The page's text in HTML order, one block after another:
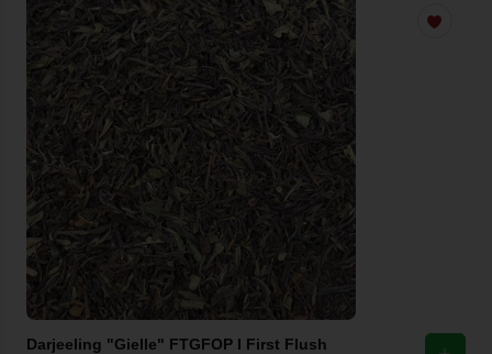
Darjeeling "Gielle" FTGFOP I First Flush